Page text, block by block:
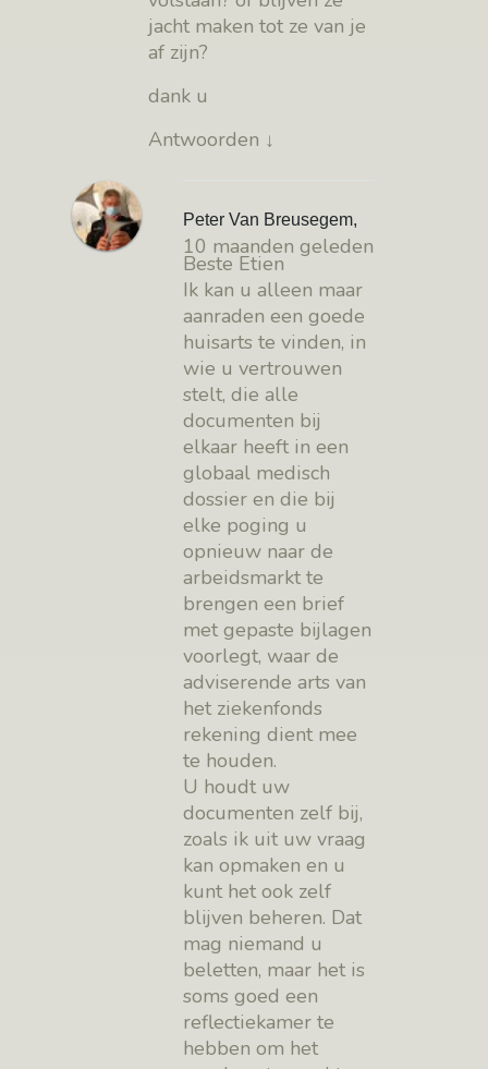
jacht maken tot ze van je
af zijn?
dank u
Antwoorden ↓
Peter Van Breusegem,
10 maanden geleden
Beste Etien
Ik kan u alleen maar
aanraden een goede
huisarts te vinden, in
wie u vertrouwen
stelt, die alle
documenten bij
elkaar heeft in een
globaal medisch
dossier en die bij
elke poging u
opnieuw naar de
arbeidsmarkt te
brengen een brief
met gepaste bijlagen
voorlegt, waar de
adviserende arts van
het ziekenfonds
rekening dient mee
te houden.
U houdt uw
documenten zelf bij,
zoals ik uit uw vraag
kan opmaken en u
kunt het ook zelf
blijven beheren. Dat
mag niemand u
beletten, maar het is
soms goed een
reflectiekamer te
hebben om het